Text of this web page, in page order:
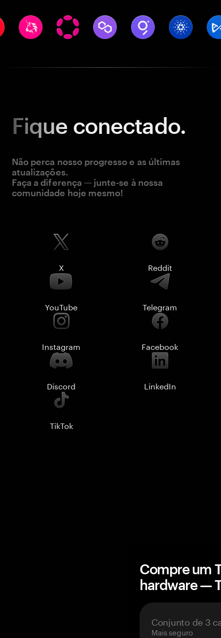
Fique conectado.
Não perca nosso progresso e as últimas
atualizações.
Faça a diferença — junte-se à nossa
comunidade hoje mesmo!
X Reddit
YouTube Telegram
Instagram Facebook
Discord LinkedIn
TikTok
Compre um
hardware —
Conjunto de 3
Mais seguro